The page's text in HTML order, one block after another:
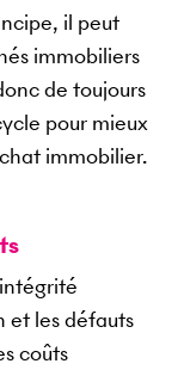
il peut
immobiliers
de toujours
pour mieux
immobilier.
et les défauts
coûts